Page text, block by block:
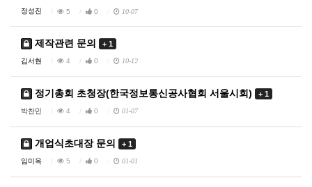
정성진 5 0 10-07
제작관련 문의 + 1
김서현 4 0 10-12
정기총회 초청장(한국정보통신공사협회 서울시회) + 1
박찬민 4 0 01-07
개업식초대장 문의 + 1
임미옥 5 0 01-01